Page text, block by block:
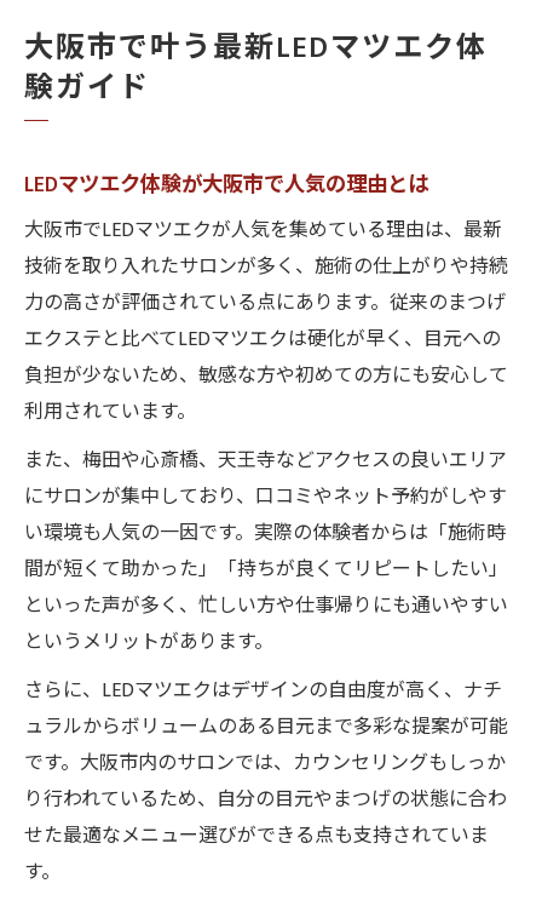
LEDマツエクの魅力を大阪市で発見する方法
LEDマツエクだから叶う理想の目元作り
LEDマツエクのメリットを大阪市で実感
LEDマツエク体験者の実際の声を紹介
まつげ美を極めるLEDマツエクの選び方
LEDマツエク選びで重視すべきポイント
大阪市で自分に合うLEDマツエクを探す方法
LEDマツエクおすすめデザインの選び方
サロン選びで見るべきLEDマツエクの技術力
初心者にも優しい大阪市のLEDマツエク事情
初心者でも安心のLEDマツエク施術体験談
LEDマツエクサロンの選び方を大阪市で解説
初めてのLEDマツエクで気をつけるポイント
LEDマツエクの予約や当日対応の流れ
LEDマツエクが不安な方へのサポート体制
気になるLEDマツエクのデメリット徹底解明
LEDマツエクのデメリットと安全性を解説
LEDマツエクのリスクと対策ポイント
大阪市で叶う最新LEDマツエク体
験ガイド
LEDマツエク体験が大阪市で人気の理由とは
大阪市でLEDマツエクが人気を集めている理由は、最新
技術を取り入れたサロンが多く、施術の仕上がりや持続
力の高さが評価されている点にあります。従来のまつげ
エクステと比べてLEDマツエクは硬化が早く、目元への
負担が少ないため、敏感な方や初めての方にも安心して
利用されています。
また、梅田や心斎橋、天王寺などアクセスの良いエリア
にサロンが集中しており、口コミやネット予約がしやす
い環境も人気の一因です。実際の体験者からは「施術時
間が短くて助かった」「持ちが良くてリピートしたい」
といった声が多く、忙しい方や仕事帰りにも通いやすい
というメリットがあります。
さらに、LEDマツエクはデザインの自由度が高く、ナチ
ュラルからボリュームのある目元まで多彩な提案が可能
です。大阪市内のサロンでは、カウンセリングもしっか
り行われているため、自分の目元やまつげの状態に合わ
せた最適なメニュー選びができる点も支持されていま
す。